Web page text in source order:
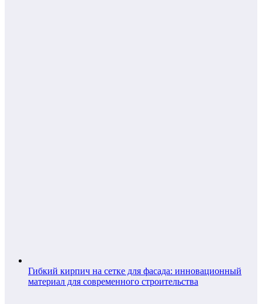
Гибкий кирпич на сетке для фасада: инновационный
материал для современного строительства